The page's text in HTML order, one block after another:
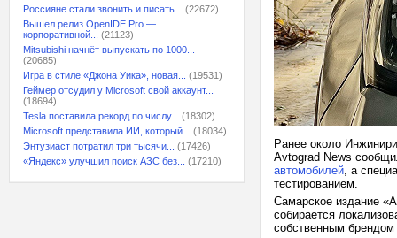
Россияне стали звонить и писать...
(22672)
Вышел релиз OpenIDE Pro —
корпоративной...
(21123)
Mitsubishi начнёт выпускать по 1000...
(20685)
Игра в стиле «Джона Уика», новая...
(19531)
Геймер отсудил у Microsoft свой аккаунт...
(18694)
Tesla поставила рекорд по числу...
(18302)
Microsoft представила ИИ, который...
(18034)
Энтузиаст потратил три тысячи...
(17426)
«Яндекс» улучшил поиск АЗС без...
(17210)
Ранее около
Avtograd News
автомобилей, а
тестированием.
Самарское издание
собирается
собственным брендом